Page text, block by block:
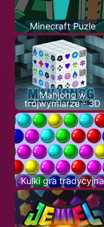
Minecraft Puzle
Mahjong w
trójwymiarze - 3D
Kulki gra tradycyjna